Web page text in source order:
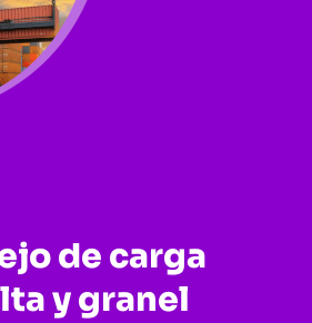
de carga
y granel